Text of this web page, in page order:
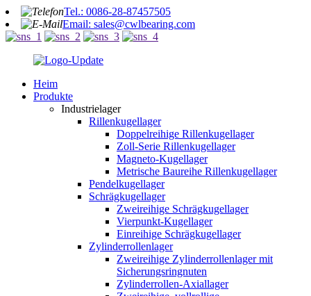
Tel.: 0086-28-87457505
Email: sales@cwlbearing.com
Heim
Produkte
Industrielager
Rillenkugellager
Doppelreihige Rillenkugellager
Zoll-Serie Rillenkugellager
Magneto-Kugellager
Metrische Baureihe Rillenkugellager
Pendelkugellager
Schrägkugellager
Zweireihige Schrägkugellager
Vierpunkt-Kugellager
Einreihige Schrägkugellager
Zylinderrollenlager
Zweireihige Zylinderrollenlager mit
Sicherungsringnuten
Zylinderrollen-Axiallager